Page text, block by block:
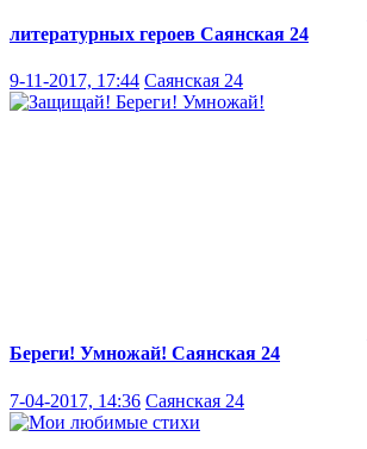
литературных героев Саянская 24
9-11-2017, 17:44 Саянская 24
Береги! Умножай! Саянская 24
7-04-2017, 14:36 Саянская 24